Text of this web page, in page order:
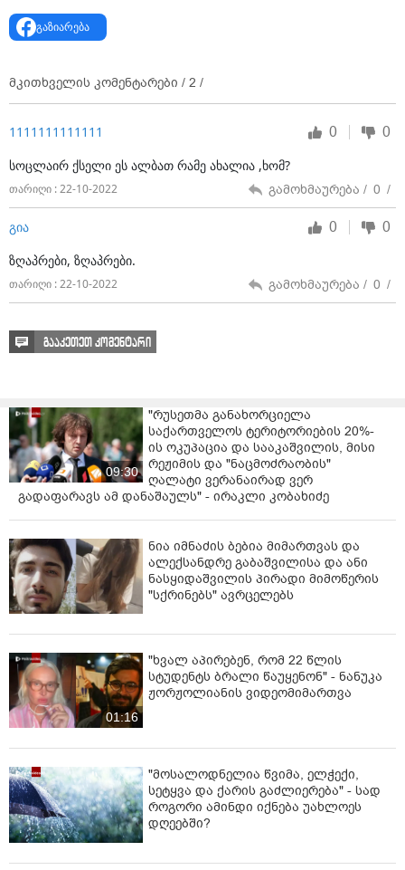
გაზიარება
მკითხველის კომენტარები / 2 /
1111111111111 0 0
სოცლაირ ქსელი ეს ალბათ რამე ახალია ,ხომ?
თარიღი : 22-10-2022 გამოხმაურება / 0 /
გია 0 0
ზღაპრები, ზღაპრები.
თარიღი : 22-10-2022 გამოხმაურება / 0 /
გააკეთეთ კომენტარი
09:30
"რუსეთმა განახორციელა
საქართველოს ტერიტორიების 20%-
ის ოკუპაცია და სააკაშვილის, მისი
რეჟიმის და "ნაცმოძრაობის"
ღალატი ვერანაირად ვერ
გადაფარავს ამ დანაშაულს" - ირაკლი კობახიძე
ნია იმნაძის ბებია მიმართვას და
ალექსანდრე გაბაშვილისა და ანი
ნასყიდაშვილის პირადი მიმოწერის
"სქრინებს" ავრცელებს
01:16
"ხვალ აპირებენ, რომ 22 წლის
სტუდენტს ბრალი წაუყენონ" - ნანუკა
ჟორჟოლიანის ვიდეომიმართვა
"მოსალოდნელია წვიმა, ელჭექი,
სეტყვა და ქარის გაძლიერება" - სად
როგორი ამინდი იქნება უახლოეს
დღეებში?